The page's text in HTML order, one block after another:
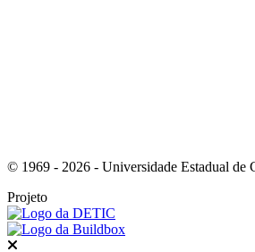
© 1969 - 2026 - Universidade Estadual de
Projeto